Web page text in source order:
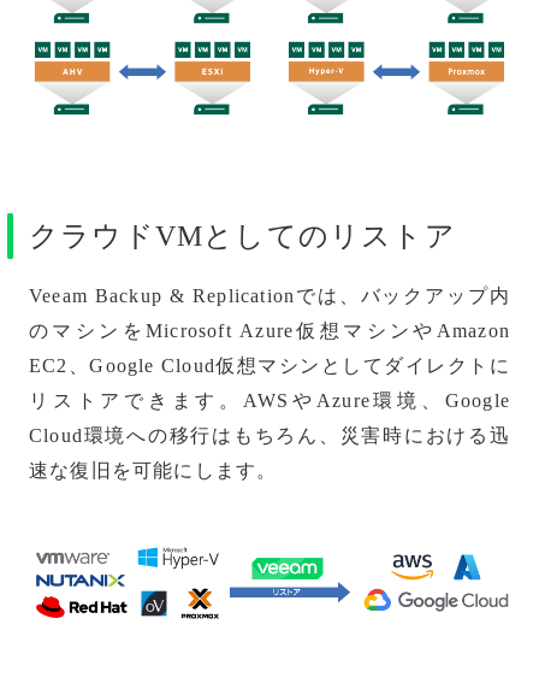
クラウドVMとしてのリストア
Veeam Backup & Replicationでは、バックアップ内
のマシンをMicrosoft Azure仮想マシンやAmazon
EC2、Google Cloud仮想マシンとしてダイレクトに
リストアできます。AWSやAzure環境、Google
Cloud環境への移行はもちろん、災害時における迅
速な復旧を可能にします。